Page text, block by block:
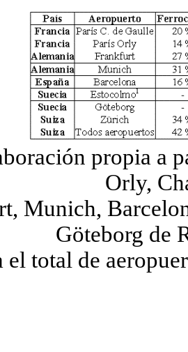
propia a
Orly,
Munich,
Göteborg de
el total de